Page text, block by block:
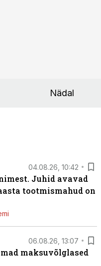
Nädal
04.08.26, 10:42
Juhid avavad
tootmismahud on
06.08.26, 13:07
maksuvõlglased